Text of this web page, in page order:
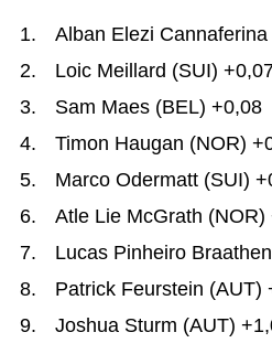
Alban Elezi
Loic Meillard (SUI)
Sam Maes (BEL) +0,08
Timon Haugan (NOR)
Marco Odermatt (SUI)
Atle Lie McGrath (NOR)
Lucas Pinheiro
Patrick Feurstein (AUT)
Joshua Sturm (AUT)